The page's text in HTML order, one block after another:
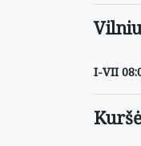
I-VII